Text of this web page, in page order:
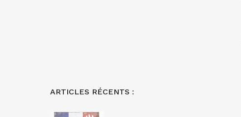
ARTICLES RÉCENTS :